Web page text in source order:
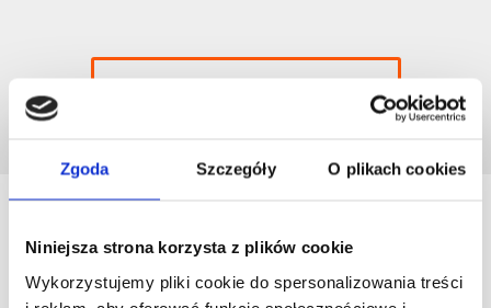
Zgoda Szczegóły O plikach cookies
Niniejsza strona korzysta z plików cookie
Wykorzystujemy pliki cookie do spersonalizowania treści
Powiązane wpisy